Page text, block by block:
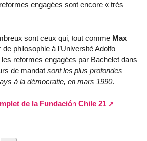
engagées sont encore « très
sont ceux qui, tout comme Max
de philosophie à l’Université Adolfo
reformes engagées par Bachelet dans
de mandat sont les plus profondes
à la démocratie, en mars 1990.
de la Fundación Chile 21